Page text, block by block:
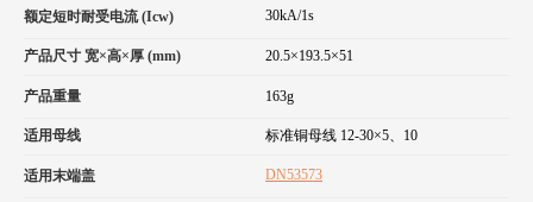
额定短时耐受电流 (Icw) 30kA/1s
产品尺寸 宽×高×厚 (mm) 20.5×193.5×51
产品重量 163g
适用母线 标准铜母线 12-30×5、10
适用末端盖 DN53573